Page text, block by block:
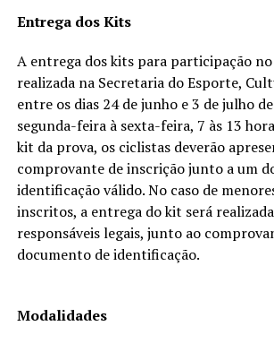
Entrega dos Kits
A entrega dos kits para participação
realizada na Secretaria do Esporte,
entre os dias 24 de junho e 3 de julho
segunda-feira à sexta-feira, 7 às 13
kit da prova, os ciclistas deverão
comprovante de inscrição junto a um
identificação válido. No caso de
inscritos, a entrega do kit será realizada
responsáveis legais, junto ao
documento de identificação.
Modalidades